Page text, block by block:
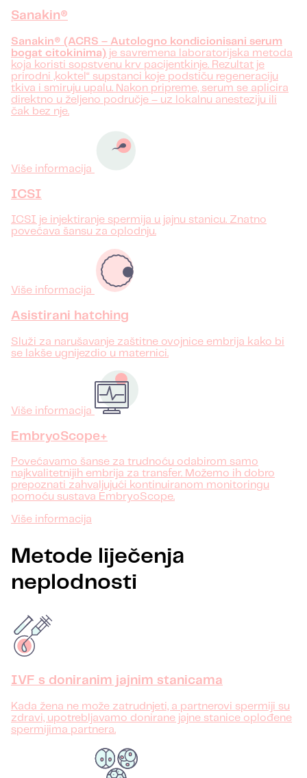
Sanakin®
Sanakin® (ACRS – Autologno kondicionisani serum
bogat citokinima) je savremena laboratorijska metoda
koja koristi sopstvenu krv pacijentkinje. Rezultat je
prirodni „koktel“ supstanci koje podstiču regeneraciju
tkiva i smiruju upalu. Nakon pripreme, serum se aplicira
direktno u željeno područje – uz lokalnu anesteziju ili
čak bez nje.
Više informacija
ICSI
ICSI je injektiranje spermija u jajnu stanicu. Znatno
povećava šansu za oplodnju.
Više informacija
Asistirani hatching
Služi za narušavanje zaštitne ovojnice embrija kako bi
se lakše ugnijezdio u maternici.
Više informacija
EmbryoScope+
Povećavamo šanse za trudnoću odabirom samo
najkvalitetnijih embrija za transfer. Možemo ih dobro
prepoznati zahvaljujući kontinuiranom monitoringu
pomoću sustava EmbryoScope.
Više informacija
Metode liječenja
neplodnosti
IVF s doniranim jajnim stanicama
Kada žena ne može zatrudnjeti, a partnerovi spermiji su
zdravi, upotrebljavamo donirane jajne stanice oplođene
spermijima partnera.